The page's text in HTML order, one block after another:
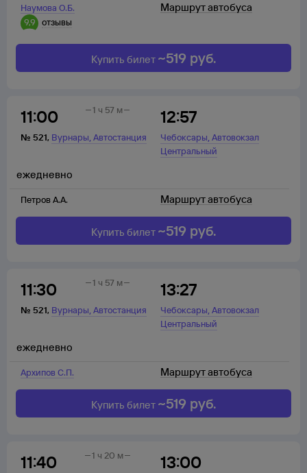
Наумова О.Б.
9,9
отзывы
Маршрут автобуса
Купить билет ~519 руб.
11:00
№ 521, Вурнары,Автостанция
12:57
Чебоксары,Автовокзал
Центральный
1 ч 57 м
Петров А.А.
ежедневно
Маршрут автобуса
Купить билет ~519 руб.
11:30
№ 521, Вурнары,Автостанция
13:27
Чебоксары,Автовокзал
Центральный
1 ч 57 м
Архипов С.П.
ежедневно
Маршрут автобуса
Купить билет ~519 руб.
11:40 13:00
1 ч 20 м